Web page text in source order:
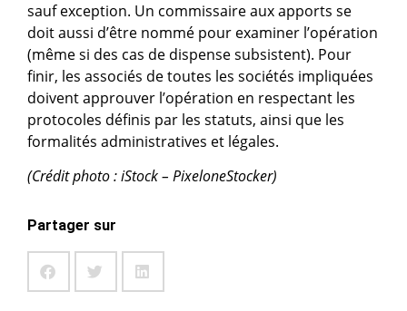
sauf exception. Un commissaire aux apports se
doit aussi d’être nommé pour examiner l’opération
(même si des cas de dispense subsistent). Pour
finir, les associés de toutes les sociétés impliquées
doivent approuver l’opération en respectant les
protocoles définis par les statuts, ainsi que les
formalités administratives et légales.
(Crédit photo : iStock – PixeloneStocker)
Partager sur